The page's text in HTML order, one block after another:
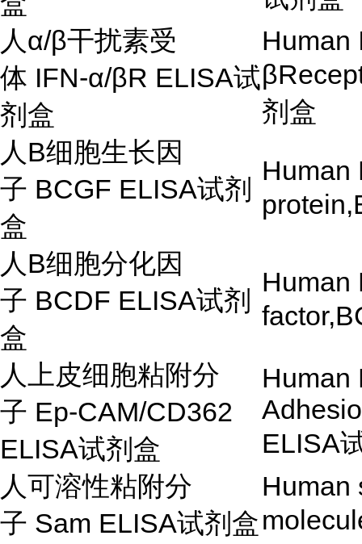
人α/β干扰素受
体 IFN-α/βR ELISA试
剂盒
Human
β
剂盒
人 B细胞生长因
子 BCGF ELISA试剂
盒
Human
人 B细胞分化因
子 BCDF ELISA试剂
盒
Human
人上皮细胞粘附分
子 Ep-CAM/CD362
ELISA试剂盒
Human
ELISA
人可溶性粘附分
子 Sam ELISA试剂盒
Human